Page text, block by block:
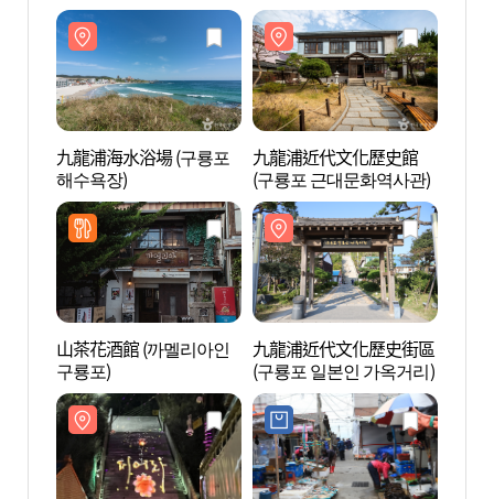
九龍浦海水浴場 (구룡포
해수욕장)
九龍浦近代文化歷史館
(구룡포 근대문화역사관)
山茶花酒館 (까멜리아인
구룡포)
九龍浦近代文化歷史街區
(구룡포 일본인 가옥거리)